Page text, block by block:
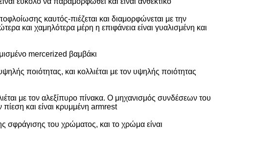
καυτός-πιέζεται και διαμορφώνεται με την
και χαμηλότερα μέρη η επιφάνεια είναι γυαλισμένη και
mercerized βαμβάκι
ποιότητας, και κολλιέται με τον υψηλής ποιότητας
με τον αλεξίπυρο πίνακα. Ο μηχανισμός συνδέσεων του
και είναι κρυμμένη armrest
σφράγισης του χρώματος, και το χρώμα είναι